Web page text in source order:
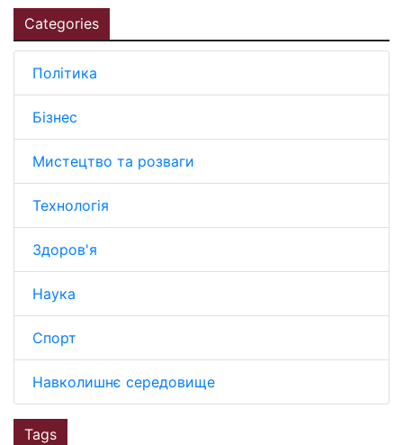
Categories
Політика
Бізнес
Мистецтво та розваги
Технологія
Здоров'я
Наука
Спорт
Навколишнє середовище
Tags